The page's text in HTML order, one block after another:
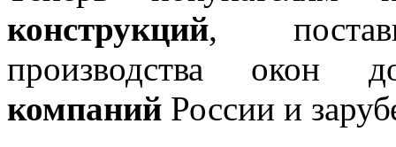
конструкций,
производства окон
компаний России и